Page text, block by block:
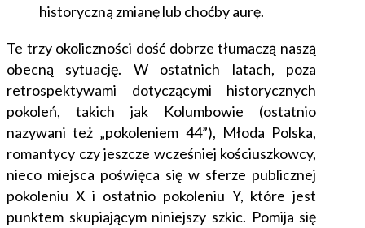
historyczną zmianę lub choćby aurę.
Te trzy okoliczności dość dobrze tłumaczą naszą
obecną sytuację. W ostatnich latach, poza
retrospektywami dotyczącymi historycznych
pokoleń, takich jak Kolumbowie (ostatnio
nazywani też „pokoleniem 44”), Młoda Polska,
romantycy czy jeszcze wcześniej kościuszkowcy,
nieco miejsca poświęca się w sferze publicznej
pokoleniu X i ostatnio pokoleniu Y, które jest
punktem skupiającym niniejszy szkic. Pomija się